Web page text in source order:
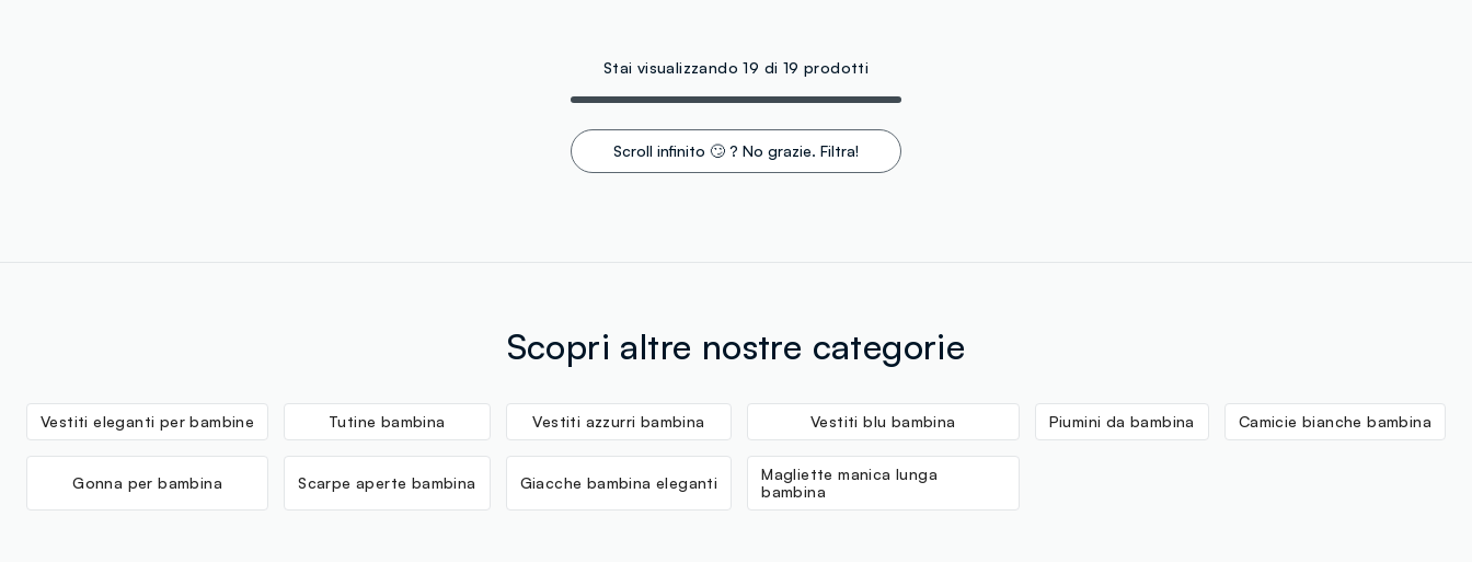
Stai visualizzando 19 di 19 prodotti
Scroll infinito 🙄 ? No grazie. Filtra!
Scopri altre nostre categorie
Vestiti eleganti per bambine Tutine bambina Vestiti azzurri bambina Vestiti blu bambina Piumini da bambina Camicie bianche bambina
Gonna per bambina Scarpe aperte bambina Giacche bambina eleganti
Magliette manica lunga
bambina